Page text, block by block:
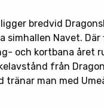
bredvid
simhallen Navet. Där
och kortbana året
från
tränar man med